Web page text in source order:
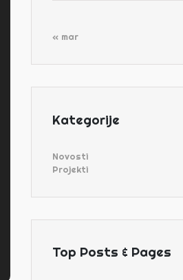
« mar
Kategorije
Novosti
Projekti
Top Posts & Pages